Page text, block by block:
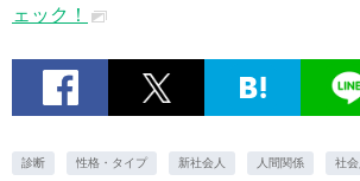
ェック！
診断 性格・タイプ 新社会人 人間関係 社